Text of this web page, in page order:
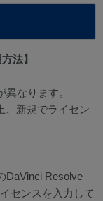
法】
なります。
、新規でライセン
DaVinci Resolve
センスを入力して